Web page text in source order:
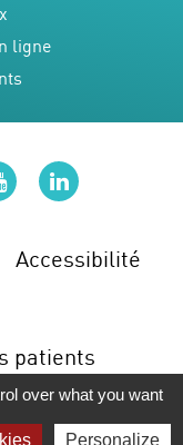
ligne
Accessibilité
patients
youtubelinkedin
over what you want
Personalize